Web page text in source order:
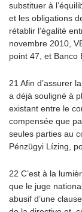
substituer à
et les obligations
rétablir l’égalité
novembre 2010,
point 47, et Banco
21 Afin d’assurer
a déjà souligné à
existant entre le
compensée que
seules parties au
Pénzügyi Lízing,
22 C’est à la
que le juge
abusif d’une